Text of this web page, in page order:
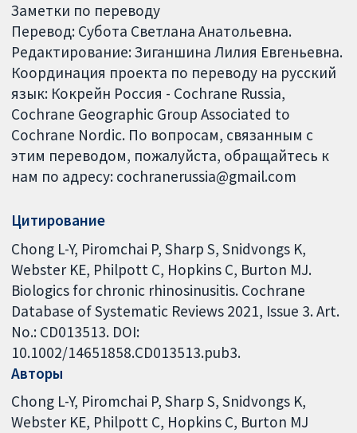
Заметки по переводу
Перевод: Субота Светлана Анатольевна.
Редактирование: Зиганшина Лилия Евгеньевна.
Координация проекта по переводу на русский
язык: Кокрейн Россия - Cochrane Russia,
Cochrane Geographic Group Associated to
Cochrane Nordic. По вопросам, связанным с
этим переводом, пожалуйста, обращайтесь к
нам по адресу: cochranerussia@gmail.com
Цитирование
Chong L-Y, Piromchai P, Sharp S, Snidvongs K,
Webster KE, Philpott C, Hopkins C, Burton MJ.
Biologics for chronic rhinosinusitis. Cochrane
Database of Systematic Reviews 2021, Issue 3. Art.
No.: CD013513. DOI:
10.1002/14651858.CD013513.pub3.
Авторы
Chong L-Y Piromchai P Sharp S Snidvongs K
Webster KE Philpott C Hopkins C Burton MJ